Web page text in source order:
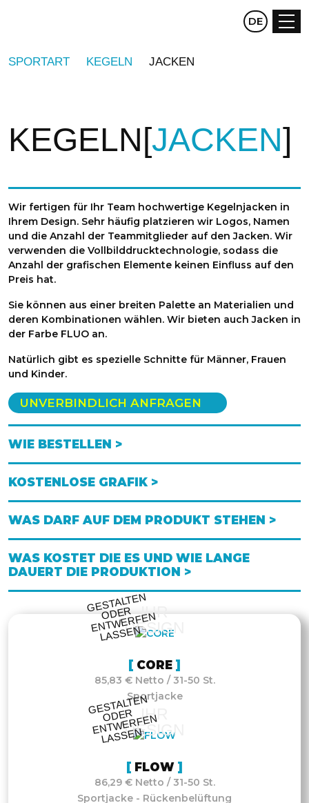
CZ EN
DE
SPORTART KEGELN JACKEN
KEGELN JACKEN
Wir fertigen für Ihr Team hochwertige Kegelnjacken in
Ihrem Design. Sehr häufig platzieren wir Logos, Namen
und die Anzahl der Teammitglieder auf den Jacken. Wir
verwenden die Vollbilddrucktechnologie, sodass die
Anzahl der grafischen Elemente keinen Einfluss auf den
Preis hat.
Sie können aus einer breiten Palette an Materialien und
deren Kombinationen wählen. Wir bieten auch Jacken in
der Farbe FLUO an.
Natürlich gibt es spezielle Schnitte für Männer, Frauen
und Kinder.
UNVERBINDLICH ANFRAGEN
WIE BESTELLEN >
KOSTENLOSE GRAFIK >
WAS DARF AUF DEM PRODUKT STEHEN >
WAS KOSTET DIE ES UND WIE LANGE
DAUERT DIE PRODUKTION >
IHR
DESIGN
GESTALTE
N
O
DE
R
E
NT
WE
RFE
N
LASSE
N
CORE
85,83 € Netto / 31-50 St.
Sportjacke
IHR
DESIGN
GESTALTE
N
O
DE
R
E
NT
WE
RFE
N
LASSE
N
FLOW
86,29 € Netto / 31-50 St.
Sportjacke - Rückenbelüftung